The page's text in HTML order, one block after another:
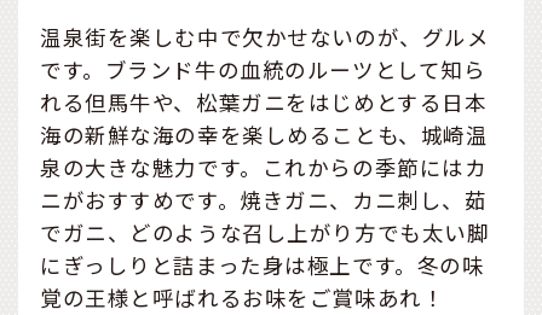
温泉街を楽しむ中で欠かせないのが、グルメ
です。ブランド牛の血統のルーツとして知ら
れる但馬牛や、松葉ガニをはじめとする日本
海の新鮮な海の幸を楽しめることも、城崎温
泉の大きな魅力です。これからの季節にはカ
ニがおすすめです。焼きガニ、カニ刺し、茹
でガニ、どのような召し上がり方でも太い脚
にぎっしりと詰まった身は極上です。冬の味
覚の王様と呼ばれるお味をご賞味あれ！